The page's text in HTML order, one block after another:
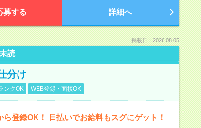
募する 詳細へ
掲載日：2026.08.05
未読
分け
ンクOK WEB登録・面接OK
ら登録OK！ 日払いでお給料もスグにゲット！